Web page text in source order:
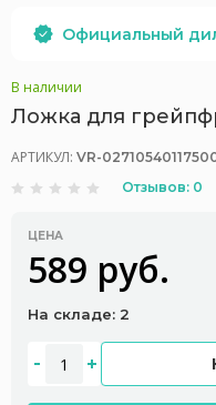
Официальный
В наличии
Ложка для
АРТИКУЛ: VR-
Отзывов: 0
ЦЕНА
589 руб.
На складе: 2